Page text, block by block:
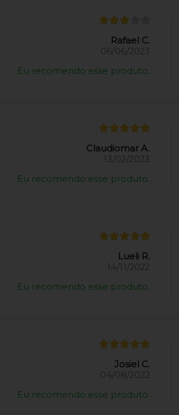
Rafael C.
06/06/2023
Eu recomendo esse produto.
Claudiomar A.
13/02/2023
Eu recomendo esse produto.
Lueli R.
14/11/2022
Eu recomendo esse produto.
Josiel C.
04/08/2022
Eu recomendo esse produto.